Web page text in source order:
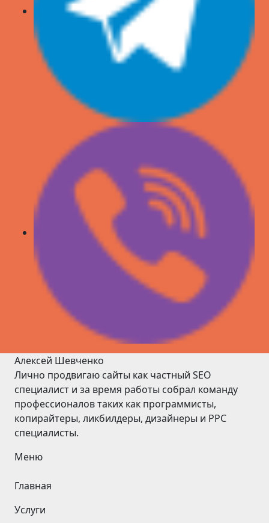
Алексей Шевченко
Лично продвигаю сайты как частный SEO
специалист и за время работы собрал команду
профессионалов таких как программисты,
копирайтеры, ликбилдеры, дизайнеры и PPC
специалисты.
Меню
Главная
Услуги